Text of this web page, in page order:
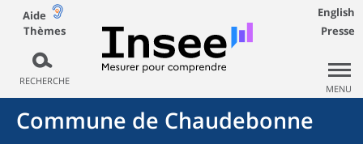
Aide
Thèmes
RECHERCHE
English
Presse
MENU
Commune de Chaudebonne